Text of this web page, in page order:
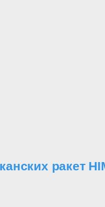
ракет